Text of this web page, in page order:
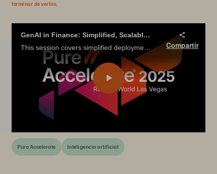
terminar de verlos.
GenAI in Finance: Simplified, Scalable, and Ready for Real Time
Compartir
Pure Accelerate Inteligencia artificial